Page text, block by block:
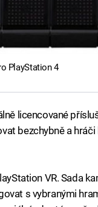
PlayStation 4
licencované
bezchybně a
VR. Sada
s vybranými